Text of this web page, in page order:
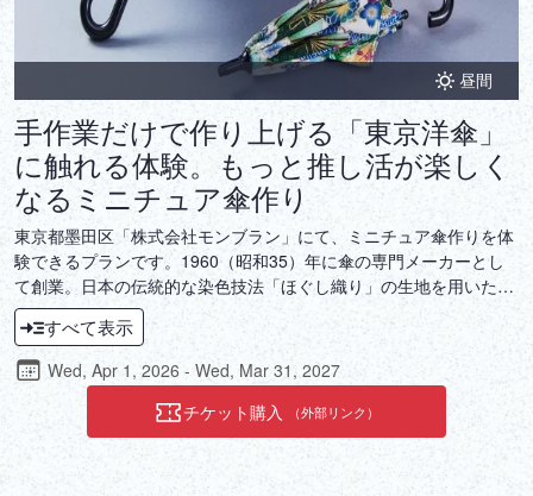
昼間
手作業だけで作り上げる「東京洋傘」
に触れる体験。もっと推し活が楽しく
なるミニチュア傘作り
東京都墨田区「株式会社モンブラン」にて、ミニチュア傘作りを体
験できるプランです。1960（昭和35）年に傘の専門メーカーとし
て創業。日本の伝統的な染色技法「ほぐし織り」の生地を用いた洋
傘は、日用品の枠を越えた芸術品として愛され続けています。全工
程を手作業で制作するモンブランの傘作りの技法は、ミニチュア傘
作りにも存分に生かされています。温かな気配りと細やかな手作業
が生み出す傘作りの技術を体験してください。
すべて表示
Wed, Apr 1, 2026 - Wed, Mar 31, 2027
チケット購入
（外部リンク）